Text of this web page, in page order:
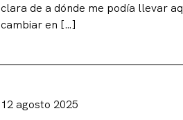
clara de a dónde me podía llevar
cambiar en […]
12 agosto 2025